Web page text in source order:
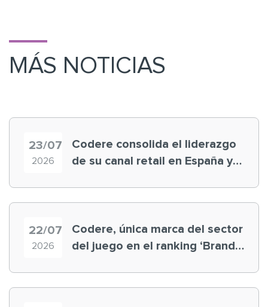
MÁS NOTICIAS
23/07
2026
Codere consolida el liderazgo
de su canal retail en España y
22/07
2026
Codere, única marca del sector
del juego en el ranking ‘Brand